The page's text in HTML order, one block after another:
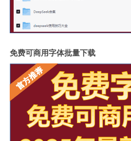
免费可商用字体批量下载